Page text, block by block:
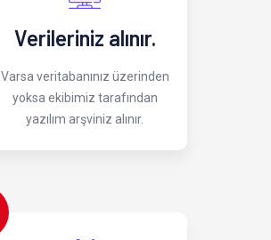
Verileriniz alınır.
Varsa veritabanınız üzerinden
yoksa ekibimiz tarafından
yazılım arşviniz alınır.